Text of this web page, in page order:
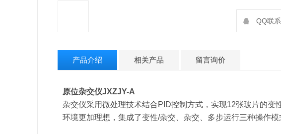
QQ联
产品介绍 相关产品 留言询价
原位杂交仪JXZJY-A
杂交仪采用微处理技术结合PID控制方式，实现12张玻片的变
环境更加理想，集成了变性/杂交、杂交、多步运行三种操作模